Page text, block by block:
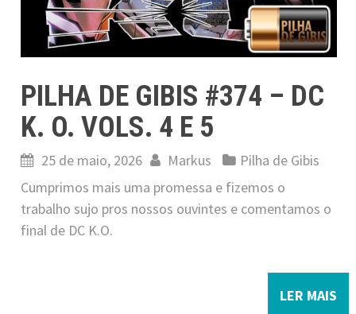
PILHA DE GIBIS #374 – DC
K. O. VOLS. 4 E 5
25 de maio, 2026 Markus
Pilha de Gibis
Cumprimos mais uma promessa e fizemos o
trabalho sujo pros nossos ouvintes e comentamos o
final de DC K.O.
LER MAIS